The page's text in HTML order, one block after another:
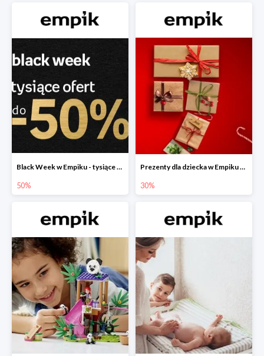
Black Week w Empiku - tysiące produktów do -50%
50%
Prezenty dla dziecka w Empiku do -30%
30%